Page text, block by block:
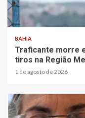
BAHIA
Traficante morre
tiros na Região
1 de agosto de 2026